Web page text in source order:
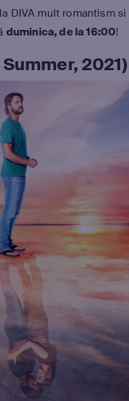
DIVA mult romantism
duminica, de la 16:00!
2021)